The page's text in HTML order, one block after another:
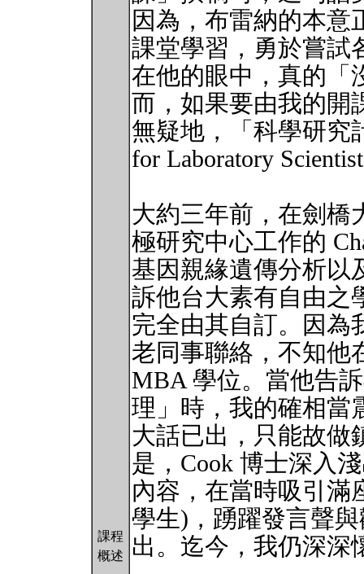
課程
概述
因為，布雷納的本意
課堂學習，勇於嘗試
在他的眼中，真的「
而，如果要由我的開
無疑地，「科學研究
for Laboratory
大約三年前，在劍橋
極研究中心工作的
基因親緣遺傳分析以
訴他台大素有自由之
完全由其自訂。因為
老同事聯絡，不知他
MBA 學位。當他告
理」時，我的確相當
大話已出，只能故做
是，Cook 博士深入
內容，在當時吸引滿
學生)，踴躍發言聲
出。迄今，我仍深深